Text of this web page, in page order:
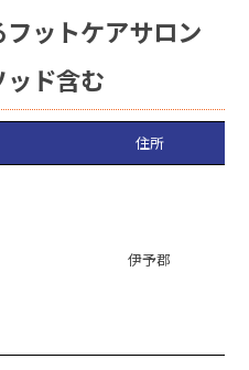
ットケアサロン
ド含む
住所
伊予郡